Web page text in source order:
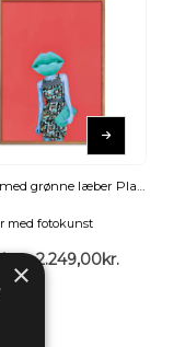
Dame med grønne læber Plakat
med fotokunst
kr. – 2.249,00kr.
×